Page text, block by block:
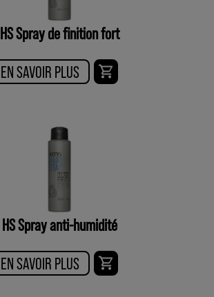
HS Spray de finition fort
EN SAVOIR PLUS
HS Spray anti-humidité
EN SAVOIR PLUS